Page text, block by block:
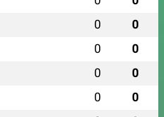
0 0
0 0
0 0
0 0